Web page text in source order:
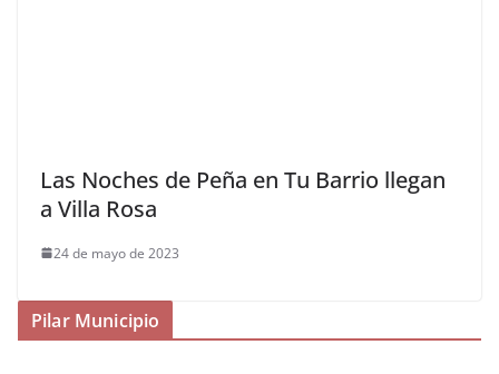
Las Noches de Peña en Tu Barrio llegan
a Villa Rosa
24 de mayo de 2023
Pilar Municipio